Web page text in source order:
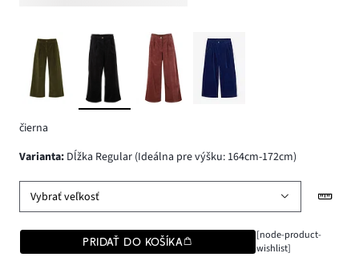
čierna
varianta: Dĺžka Regular (Ideálna pre výšku: 164cm-172cm)
Vybrať veľkosť
PRIDAŤ DO KOŠÍKA
[node-product-
wishlist]